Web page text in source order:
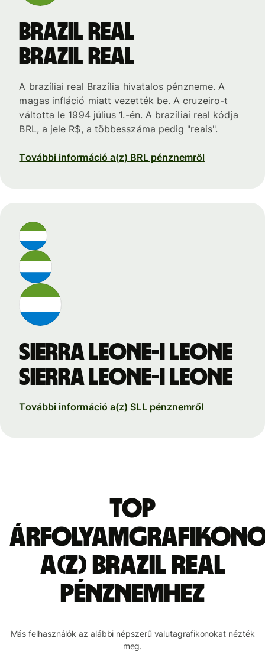
brazil real
brazil real
A brazíliai real Brazília hivatalos pénzneme. A
magas infláció miatt vezették be. A cruzeiro-t
váltotta le 1994 július 1.-én. A brazíliai real kódja
BRL, a jele R$, a többesszáma pedig "reais".
További információ a(z) BRL pénznemről
Sierra Leone-i leone
Sierra Leone-i leone
További információ a(z) SLL pénznemről
Top
a(z) brazil real
pénznemhez
Más felhasználók az alábbi népszerű valutagrafikonokat nézték
meg.